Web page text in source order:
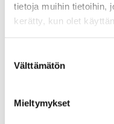
tietoja muihin tietoihin,
kerätty, kun olet
valinta
Välttämätön
Mieltymykset
Hyväksyevästeet